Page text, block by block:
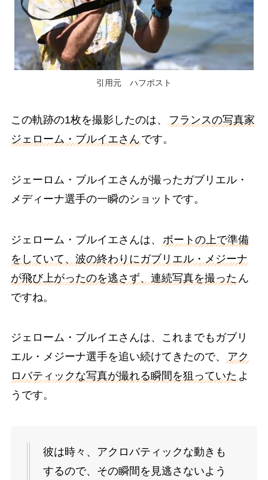
引用元 ハフポスト
この軌跡の1枚を撮影したのは、
フランスの写真家
ジェローム・ブルイエさん です。
ジェーロム・ブルイエさんが撮ったガブリエル・
メディーナ選手の一瞬のショットです。
ジェローム・ブルイエさんは、
ボートの上で準備
をしていて、波の終わりにガブリエル・メジーナ
が飛び上がったのを逃さず、連続写真を撮った ん
ですね。
ジェローム・ブルイエさんは、これまでもガブリ
エル・メジーナ選手を追い続けてきたので、
アク
ロバティックな写真が撮れる瞬間を狙っていた よ
うです。
彼は時々、アクロバティックな動きも
するので、その瞬間を見逃さないよう